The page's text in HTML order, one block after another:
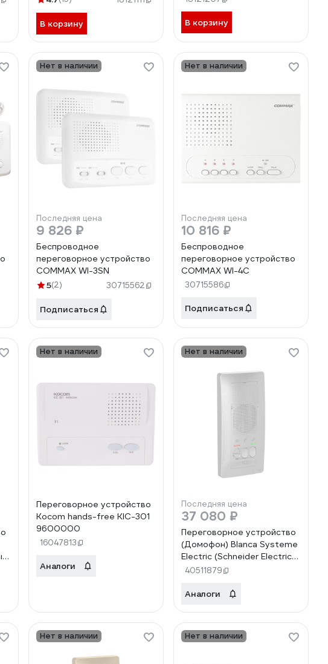
В корзину
BLNDA000013
В корзину
Нет в наличии
Последняя цена
9 826 ₽
Беспроводное
переговорное устройство
COMMAX WI-3SN
5(2) 30715562
Подписаться
Нет в наличии
Последняя цена
10 816 ₽
Беспроводное
переговорное устройство
COMMAX WI-4C
30715586
Подписаться
Нет в наличии
Переговорное устройство
Kocom hands-free KIC-301
9600000
16047813
Аналоги
Нет в наличии
Последняя цена
37 080 ₽
Переговорное устройство
(Домофон) Blanca Systeme
Electric (Schneider Electric)
алюминий, 4,5 В,
13606481195248
40511879
Аналоги
Нет в наличии Нет в наличии